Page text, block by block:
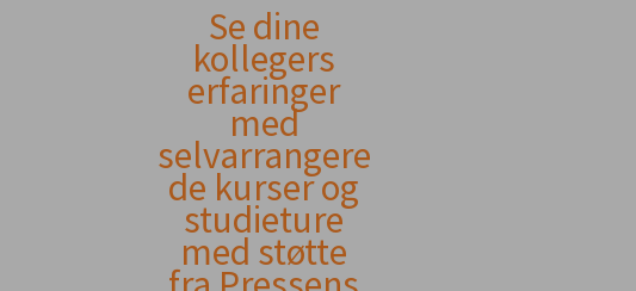
Andet
indhold
Se dine
kollegers
erfaringer
med
selvarrangere
de kurser og
studieture
med støtte